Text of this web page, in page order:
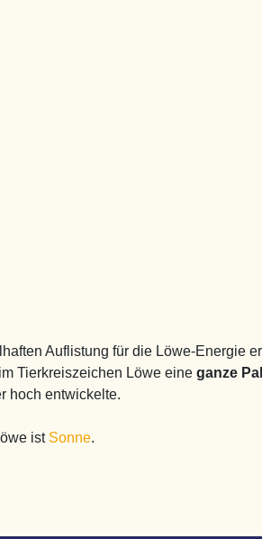
Auflistung für die Löwe-Energie
Tierkreiszeichen Löwe eine ganze
hoch entwickelte.
ist Sonne.